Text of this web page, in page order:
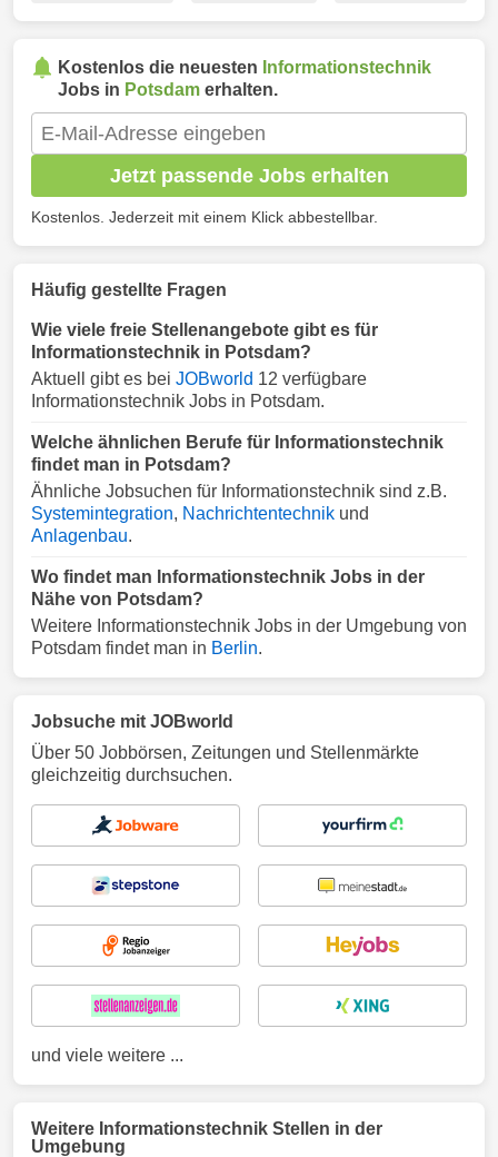
Kostenlos die neuesten Informationstechnik
Jobs in Potsdam erhalten.
Jetzt passende Jobs erhalten
Kostenlos. Jederzeit mit einem Klick abbestellbar.
Häufig gestellte Fragen
Wie viele freie Stellenangebote gibt es für
Informationstechnik in Potsdam?
Aktuell gibt es bei JOBworld 12 verfügbare
Informationstechnik Jobs in Potsdam.
Welche ähnlichen Berufe für Informationstechnik
findet man in Potsdam?
Ähnliche Jobsuchen für Informationstechnik sind z.B.
Systemintegration, Nachrichtentechnik und
Anlagenbau.
Wo findet man Informationstechnik Jobs in der
Nähe von Potsdam?
Weitere Informationstechnik Jobs in der Umgebung von
Potsdam findet man in Berlin.
Jobsuche mit JOBworld
Über 50 Jobbörsen, Zeitungen und Stellenmärkte
gleichzeitig durchsuchen.
und viele weitere ...
Weitere Informationstechnik Stellen in der
Umgebung